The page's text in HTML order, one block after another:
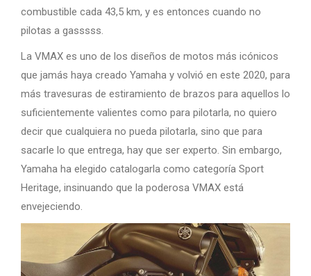
combustible cada 43,5 km, y es entonces cuando no
pilotas a gasssss.
La VMAX es uno de los diseños de motos más icónicos
que jamás haya creado Yamaha y volvió en este 2020, para
más travesuras de estiramiento de brazos para aquellos lo
suficientemente valientes como para pilotarla, no quiero
decir que cualquiera no pueda pilotarla, sino que para
sacarle lo que entrega, hay que ser experto. Sin embargo,
Yamaha ha elegido catalogarla como categoría Sport
Heritage, insinuando que la poderosa VMAX está
envejeciendo.